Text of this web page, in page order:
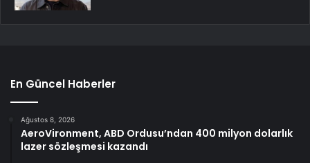
En Güncel Haberler
Ağustos 8, 2026
AeroVironment, ABD Ordusu’ndan 400 milyon dolarlık
lazer sözleşmesi kazandı